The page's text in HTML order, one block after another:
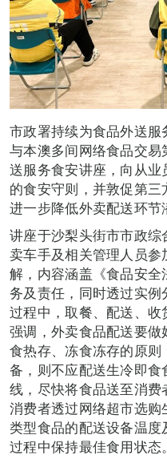
市政署持续为食品外送
与本澳多间网络食品交
送服务食安讲座，向从
的食安守则，并敦促第三
进一步降低外卖配送环节
讲座于沙梨头街市市政
卖车手及相关管理人员
解，内容涵盖《食品安
务及责任，同时透过实
过程中，取餐、配送、
强调，外卖食品配送要
食热存、冻食冻存的原
备，则不应配送生冷即
线，尽快将食品送至消
消费者透过网络超市选
类型食品的配送设备温
过程中保持最佳食用状态。